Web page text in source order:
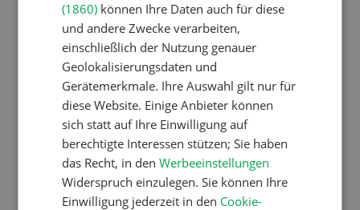
Nutztiere
Schweizer Kuhnamen: Liste
von A-Z
Betriebsführung
Ressourcen: Mit Fäusten
gegen die Alters-Sichtigkeit
(1860) können Ihre Daten auch für diese
und andere Zwecke verarbeiten,
einschließlich der Nutzung genauer
Geolokalisierungsdaten und
Gerätemerkmale. Ihre Auswahl gilt nur für
diese Website. Einige Anbieter können
sich statt auf Ihre Einwilligung auf
berechtigte Interessen stützen; Sie haben
das Recht, in denWerbeeinstellungen
Widerspruch einzulegen. Sie können Ihre
Einwilligung jederzeit in den Cookie-